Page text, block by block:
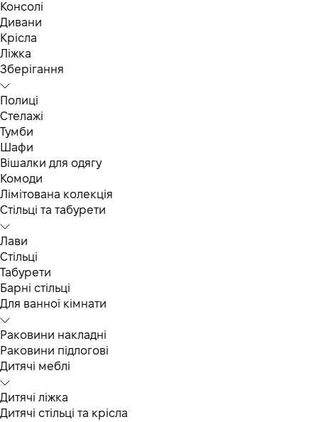
Консолі
Дивани
Крісла
Ліжка
Зберігання
Полиці
Стелажі
Тумби
Шафи
Вішалки для одягу
Комоди
Лімітована колекція
Стільці та табурети
Лави
Стільці
Табурети
Барні стільці
Для ванної кімнати
Раковини накладні
Раковини підлогові
Дитячі меблі
Дитячі ліжка
Дитячі стільці та крісла